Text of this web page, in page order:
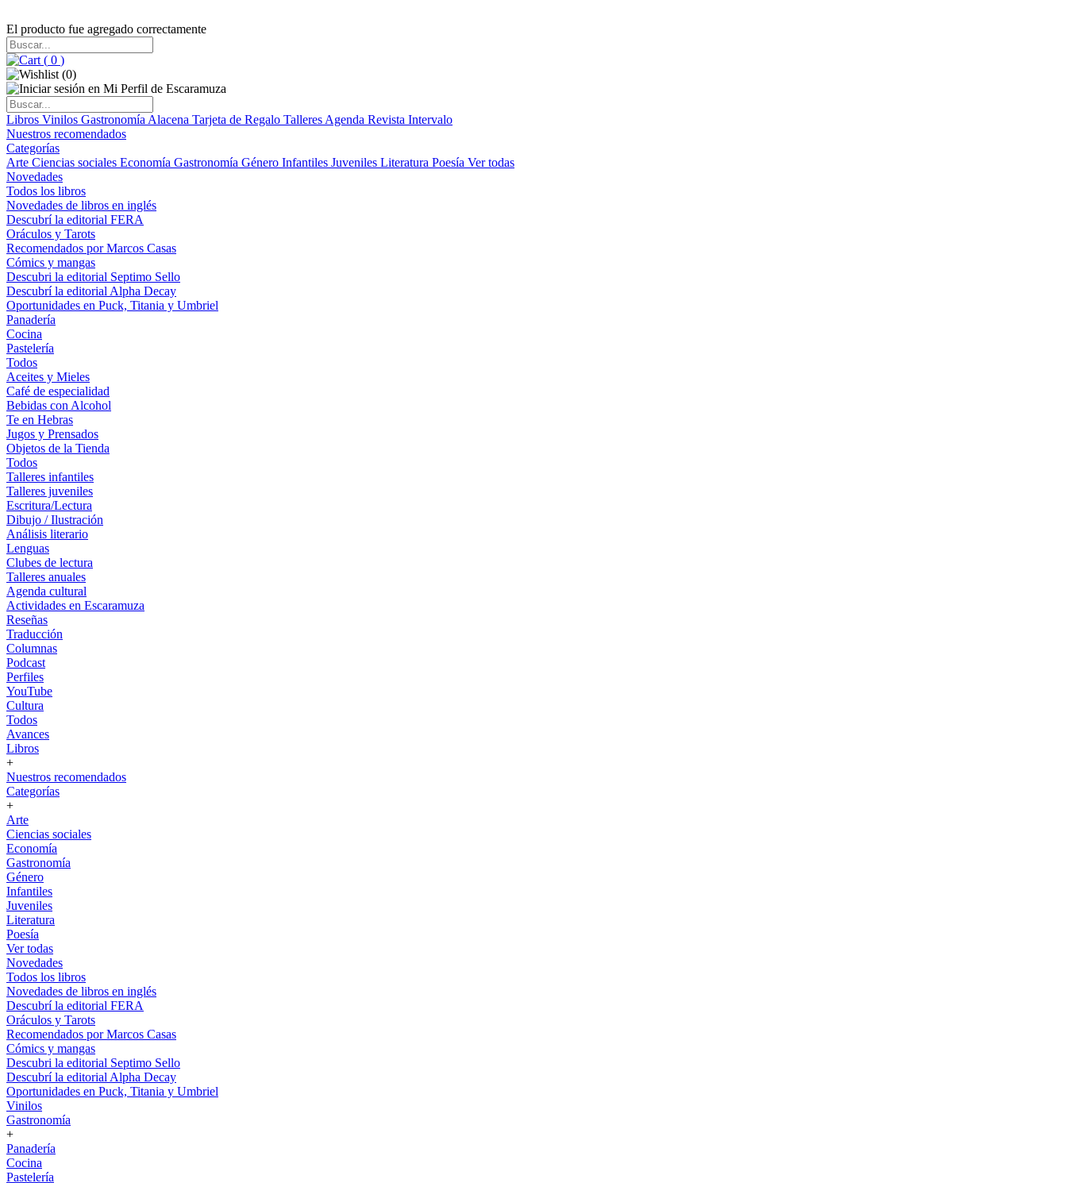
El producto fue agregado correctamente
( 0 )
(0)
Libros Vinilos Gastronomía Alacena Tarjeta de Regalo Talleres Agenda Revista Intervalo
Nuestros recomendados
Categorías
Arte Ciencias sociales Economía Gastronomía Género Infantiles Juveniles Literatura Poesía Ver todas
Novedades
Todos los libros
Novedades de libros en inglés
Descubrí la editorial FERA
Oráculos y Tarots
Recomendados por Marcos Casas
Cómics y mangas
Descubri la editorial Septimo Sello
Descubrí la editorial Alpha Decay
Oportunidades en Puck, Titania y Umbriel
Panadería
Cocina
Pastelería
Todos
Aceites y Mieles
Café de especialidad
Bebidas con Alcohol
Te en Hebras
Jugos y Prensados
Objetos de la Tienda
Todos
Talleres infantiles
Talleres juveniles
Escritura/Lectura
Dibujo / Ilustración
Análisis literario
Lenguas
Clubes de lectura
Talleres anuales
Agenda cultural
Actividades en Escaramuza
Reseñas
Traducción
Columnas
Podcast
Perfiles
YouTube
Cultura
Todos
Avances
Libros
+
Nuestros recomendados
Categorías
+
Arte
Ciencias sociales
Economía
Gastronomía
Género
Infantiles
Juveniles
Literatura
Poesía
Ver todas
Novedades
Todos los libros
Novedades de libros en inglés
Descubrí la editorial FERA
Oráculos y Tarots
Recomendados por Marcos Casas
Cómics y mangas
Descubri la editorial Septimo Sello
Descubrí la editorial Alpha Decay
Oportunidades en Puck, Titania y Umbriel
Vinilos
Gastronomía
+
Panadería
Cocina
Pastelería